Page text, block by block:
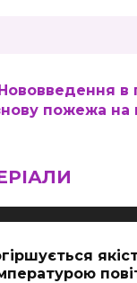
в
пожежа на